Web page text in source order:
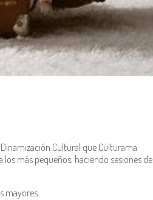
Cultural que Culturama
más pequeños, haciendo sesiones de
mayores.